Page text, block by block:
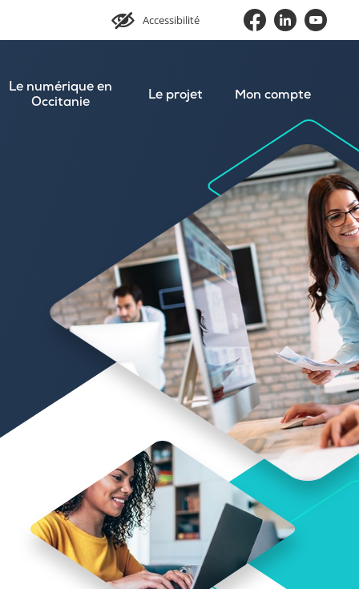
Accessibilité
Le numérique en
Occitanie
Le projet Mon compte